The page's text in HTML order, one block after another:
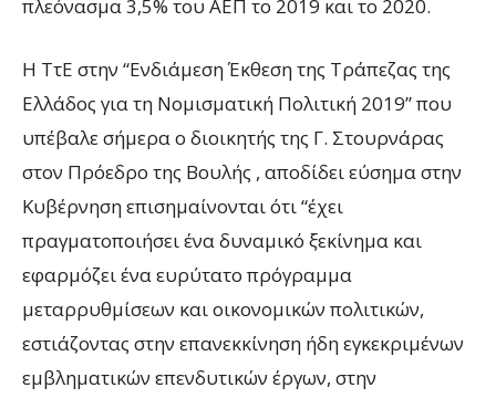
πλεόνασμα 3,5% του ΑΕΠ το 2019 και το 2020.
Η ΤτΕ στην “Ενδιάμεση Έκθεση της Τράπεζας της
Ελλάδος για τη Νομισματική Πολιτική 2019” που
υπέβαλε σήμερα ο διοικητής της Γ. Στουρνάρας
στον Πρόεδρο της Βουλής , αποδίδει εύσημα στην
Κυβέρνηση επισημαίνονται ότι “έχει
πραγματοποιήσει ένα δυναμικό ξεκίνημα και
εφαρμόζει ένα ευρύτατο πρόγραμμα
μεταρρυθμίσεων και οικονομικών πολιτικών,
εστιάζοντας στην επανεκκίνηση ήδη εγκεκριμένων
εμβληματικών επενδυτικών έργων, στην